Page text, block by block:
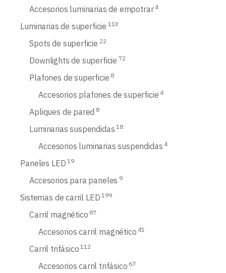
Accesorios luminarias de empotrar 4
Luminarias de superficie 118
Spots de superficie 22
Downlights de superficie 72
Plafones de superficie 8
Accesorios plafones de superficie 4
Apliques de pared 8
Luminarias suspendidas 18
Accesorios luminarias suspendidas 4
Paneles LED 19
Accesorios para paneles 9
Sistemas de carril LED 199
Carril magnético 87
Accesorios carril magnético 41
Carril trifásico 112
Accesorios carril trifásico 67